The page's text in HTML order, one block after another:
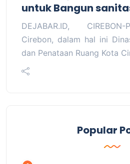
untuk Bangun
DEJABAR.ID,
Cirebon, dalam hal ini
dan Penataan Ruang Kota
Popular